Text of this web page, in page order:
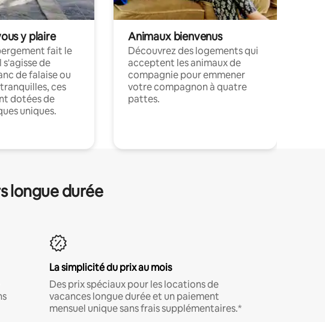
y plaire
fait le
de
de falaise ou
ces
dotées de
uniques.
Animaux bienvenus
Découvrez des logements qui
acceptent les animaux de
compagnie pour emmener
votre compagnon à quatre
pattes.
longue durée
La simplicité du prix au mois
Des prix spéciaux pour les locations de
vacances longue durée et un paiement
mensuel unique sans frais supplémentaires.*